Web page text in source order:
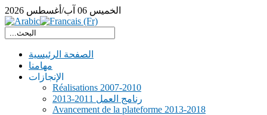
الخميس 06 آب/أغسطس 2026
الصفحة الرئيسية
مهامنا
الإنجازات
Réalisations 2007-2010
رنامج العمل 2011-2013
Avancement de la plateforme 2013-2018